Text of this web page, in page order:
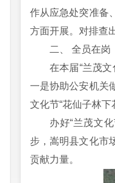
作从应急处突准备
方面开展。对排查
二、 全员在岗
在本届“兰茂
一是协助公安机关
文化节“花仙子林
办好“兰茂文
步，嵩明县文化市
贡献力量。